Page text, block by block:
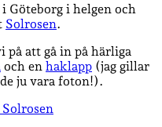
i helgen och
Solrosen.
på att gå in på härliga
och en haklapp (jag gillar
ju vara foton!).